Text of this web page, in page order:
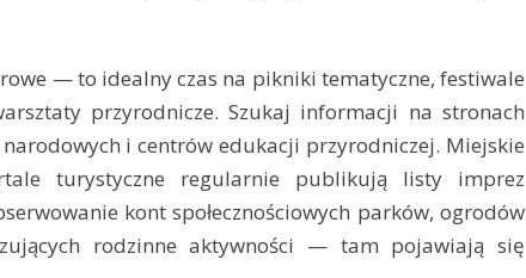
— to idealny czas na pikniki tematyczne, festiwale
przyrodnicze. Szukaj informacji na stronach
i centrów edukacji przyrodniczej. Miejskie
turystyczne regularnie publikują listy imprez
kont społecznościowych parków, ogrodów
rodzinne aktywności — tam pojawiają się